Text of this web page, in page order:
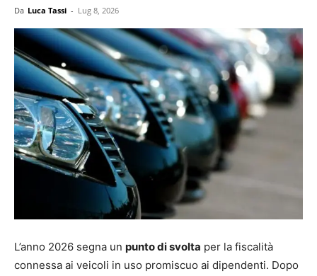
Da Luca Tassi - Lug 8, 2026
L’anno 2026 segna un punto di svolta per la fiscalità
connessa ai veicoli in uso promiscuo ai dipendenti. Dopo